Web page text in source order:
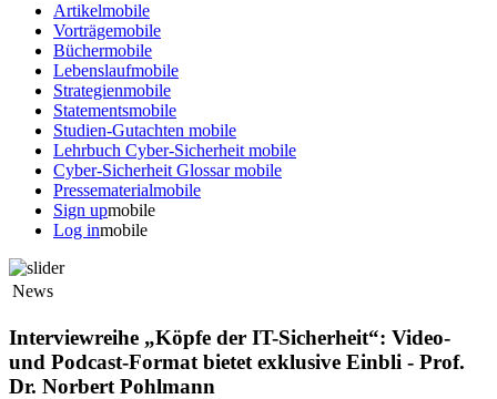
Artikelmobile
Vorträgemobile
Büchermobile
Lebenslaufmobile
Strategienmobile
Statementsmobile
Studien-Gutachten mobile
Lehrbuch Cyber-Sicherheit mobile
Cyber-Sicherheit Glossarmobile
Pressematerialmobile
Sign upmobile
Log inmobile
News
Interviewreihe „Köpfe der IT-Sicherheit“: Video-
und Podcast-Format bietet exklusive Einbli - Prof.
Dr. Norbert Pohlmann